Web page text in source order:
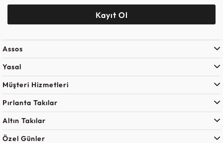
Kayıt Ol
Assos
Yasal
Müşteri Hizmetleri
Pırlanta Takılar
Altın Takılar
Özel Günler